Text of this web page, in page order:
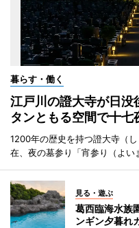
暮らす・働く
江戸川の證大寺が日
タンともる空間で十七
1200年の歴史を持つ證大寺（
在、夜の墓参り「宵参り（よい
見る・遊ぶ
葛西臨海水族
ンギン夕暮れ